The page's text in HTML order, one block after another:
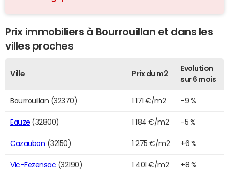
Prix immobiliers à Bourrouillan et dans les
villes proches
Ville Prix du m2
Evolution
sur 6 mois
Bourrouillan (32370) 1 171 €/m2 -9 %
Eauze (32800) 1 184 €/m2 -5 %
Cazaubon (32150) 1 275 €/m2 +6 %
Vic-Fezensac (32190) 1 401 €/m2 +8 %